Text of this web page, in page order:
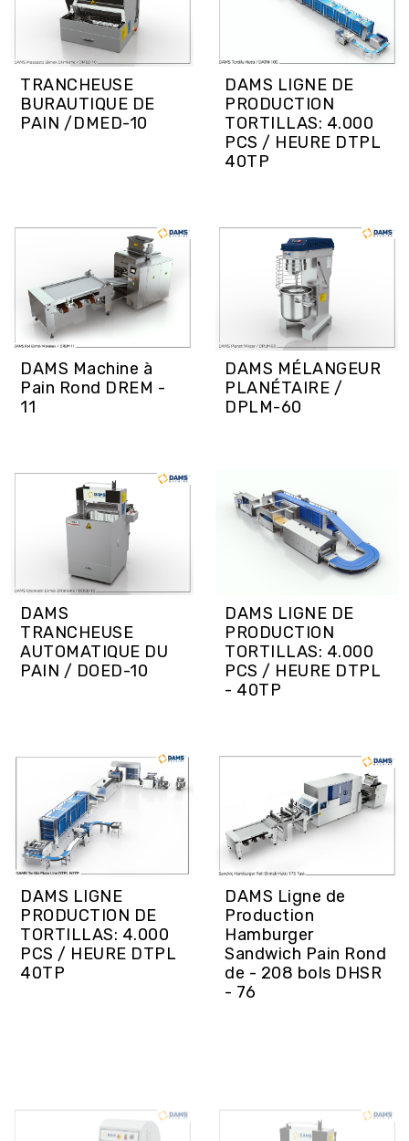
TRANCHEUSE
BURAUTIQUE DE
PAIN /DMED-10
DAMS LIGNE DE
PRODUCTION
TORTILLAS: 4.000
PCS / HEURE DTPL
40TP
DAMS Machine à
Pain Rond DREM -
11
DAMS MÉLANGEUR
PLANÉTAIRE /
DPLM-60
DAMS
TRANCHEUSE
AUTOMATIQUE DU
PAIN / DOED-10
DAMS LIGNE DE
PRODUCTION
TORTILLAS: 4.000
PCS / HEURE DTPL
- 40TP
DAMS LIGNE
PRODUCTION DE
TORTILLAS: 4.000
PCS / HEURE DTPL
40TP
DAMS Ligne de
Production
Hamburger
Sandwich Pain Rond
de - 208 bols DHSR
- 76